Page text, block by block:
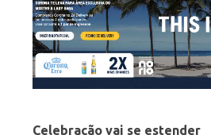
Celebração vai se estender